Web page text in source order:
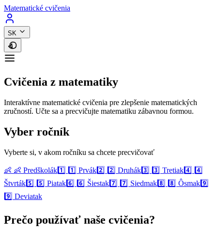
Matematické cvičenia
SK
Cvičenia z matematiky
Interaktívne matematické cvičenia pre zlepšenie matematických
zručností. Učte sa a precvičujte matematiku zábavnou formou.
Vyber ročník
Vyberte si, v akom ročníku sa chcete precvičovať
👶 👶 Predškolák1️⃣ 1️⃣ Prvák2️⃣ 2️⃣ Druhák3️⃣ 3️⃣ Tretiak4️⃣ 4️⃣
Štvrták5️⃣ 5️⃣ Piatak6️⃣ 6️⃣ Šiestak7️⃣ 7️⃣ Siedmak8️⃣ 8️⃣ Ôsmak9️⃣
9️⃣ Deviatak
Prečo používať naše cvičenia?